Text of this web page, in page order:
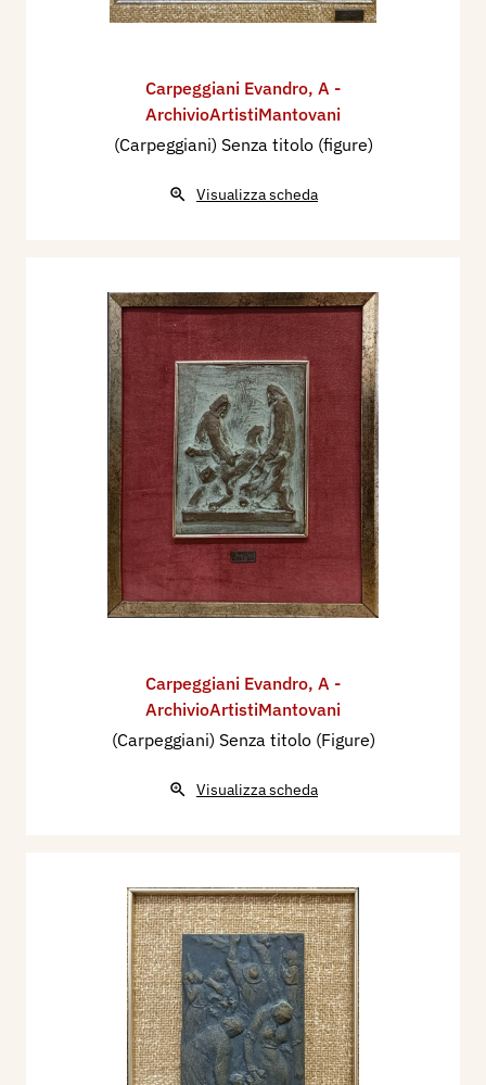
Carpeggiani Evandro, A -
ArchivioArtistiMantovani
(Carpeggiani) Senza titolo (figure)
Visualizza scheda
Carpeggiani Evandro, A -
ArchivioArtistiMantovani
(Carpeggiani) Senza titolo (Figure)
Visualizza scheda